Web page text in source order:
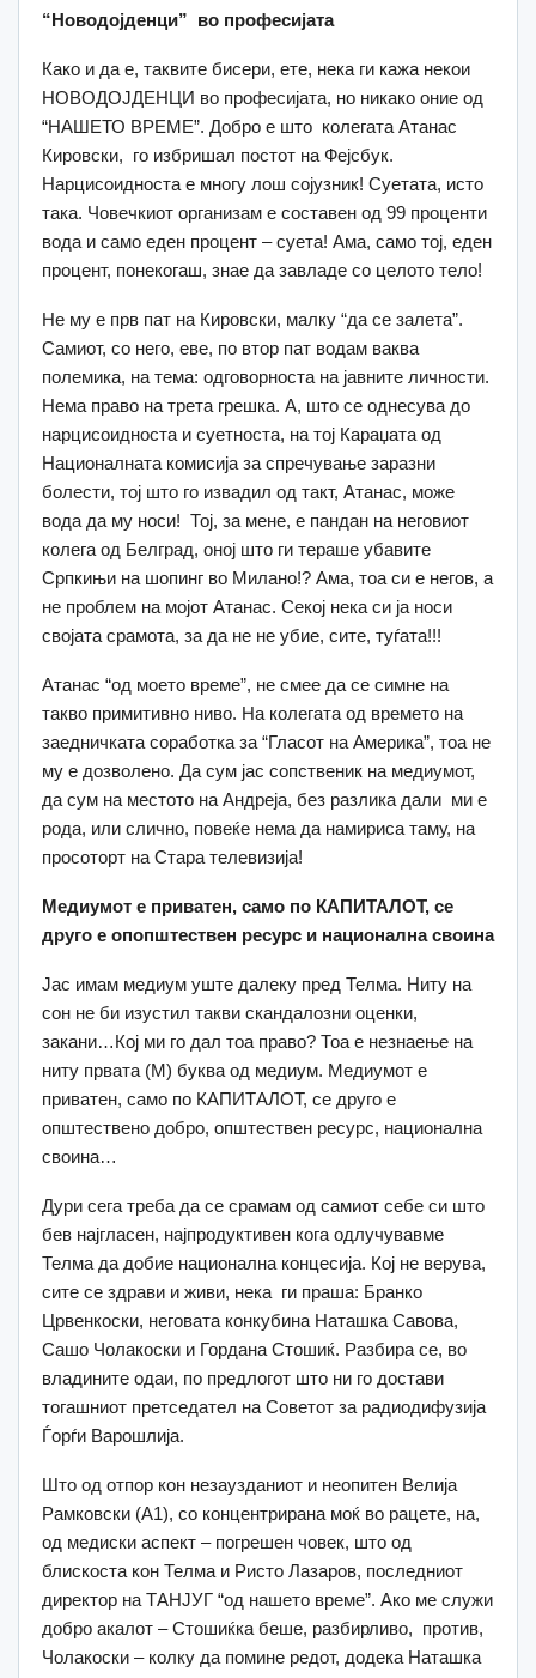
“Новодојденци” во професијата
Како и да е, таквите бисери, ете, нека ги кажа некои
НОВОДОЈДЕНЦИ во професијата, но никако оние од
“НАШЕТО ВРЕМЕ”. Добро е што колегата Атанас
Кировски, го избришал постот на Фејсбук.
Нарцисоидноста е многу лош сојузник! Суетата, исто
така. Човечкиот организам е составен од 99 проценти
вода и само еден процент – суета! Ама, само тој, еден
процент, понекогаш, знае да завладе со целото тело!
Не му е прв пат на Кировски, малку “да се залета”.
Самиот, со него, еве, по втор пат водам ваква
полемика, на тема: одговорноста на јавните личности.
Нема право на трета грешка. А, што се однесува до
нарцисоидноста и суетноста, на тој Караџата од
Националната комисија за спречување заразни
болести, тој што го извадил од такт, Атанас, може
вода да му носи! Тој, за мене, е пандан на неговиот
колега од Белград, оној што ги тераше убавите
Српкињи на шопинг во Милано!? Ама, тоа си е негов, а
не проблем на мојот Атанас. Секој нека си ја носи
својата срамота, за да не не убие, сите, туѓата!!!
Атанас “од моето време”, не смее да се симне на
такво примитивно ниво. На колегата од времето на
заедничката соработка за “Гласот на Америка”, тоа не
му е дозволено. Да сум јас сопственик на медиумот,
да сум на местото на Андреја, без разлика дали ми е
рода, или слично, повеќе нема да намириса таму, на
просоторт на Стара телевизија!
Медиумот е приватен, само по КАПИТАЛОТ, се
друго е опопштествен ресурс и национална своина
Јас имам медиум уште далеку пред Телма. Ниту на
сон не би изустил такви скандалозни оценки,
закани…Кој ми го дал тоа право? Тоа е незнаење на
ниту првата (М) буква од медиум. Медиумот е
приватен, само по КАПИТАЛОТ, се друго е
општествено добро, општествен ресурс, национална
своина…
Дури сега треба да се срамам од самиот себе си што
бев најгласен, најпродуктивен кога одлучувавме
Телма да добие национална концесија. Кој не верува,
сите се здрави и живи, нека ги праша: Бранко
Црвенкоски, неговата конкубина Наташка Савова,
Сашо Чолакоски и Гордана Стошиќ. Разбира се, во
владините одаи, по предлогот што ни го достави
тогашниот претседател на Советот за радиодифузија
Ѓорѓи Варошлија.
Што од отпор кон незаузданиот и неопитен Велија
Рамковски (А1), со концентрирана моќ во рацете, на,
од медиски аспект – погрешен човек, што од
блискоста кон Телма и Ристо Лазаров, последниот
директор на ТАНЈУГ “од нашето време”. Ако ме служи
добро акалот – Стошиќка беше, разбирливо, против,
Чолакоски – колку да помине редот, додека Наташка